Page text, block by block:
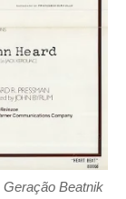
Geração Beatnik